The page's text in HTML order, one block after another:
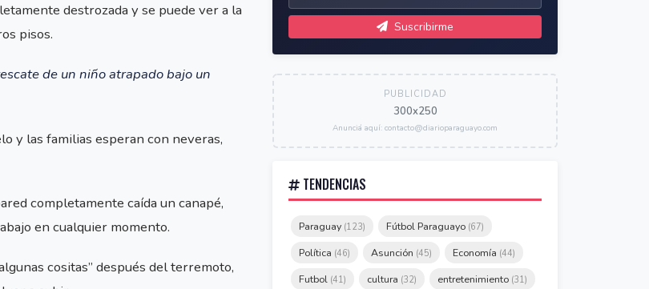
destrozada y se puede ver a la
pisos.
de un niño atrapado bajo un
y las familias esperan con neveras,
completamente caída un canapé,
en cualquier momento.
cositas” después del terremoto,
Suscribirme
PUBLICIDAD
300x250
Anunciá aquí: contacto@diarioparaguayo.com
TENDENCIAS
Paraguay (123) Fútbol Paraguayo (67)
Política (46) Asunción (45) Economía (44)
Futbol (41) cultura (32) entretenimiento (31)